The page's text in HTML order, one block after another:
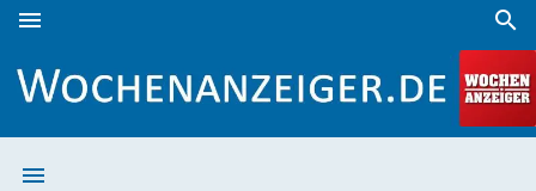
menu search
menu